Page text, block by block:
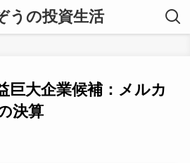
うの投資生活
巨大企業候補：メルカ
決算